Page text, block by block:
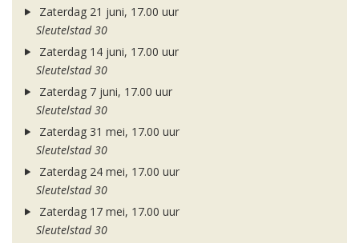
Zaterdag 21 juni, 17.00 uur
Sleutelstad 30
Zaterdag 14 juni, 17.00 uur
Sleutelstad 30
Zaterdag 7 juni, 17.00 uur
Sleutelstad 30
Zaterdag 31 mei, 17.00 uur
Sleutelstad 30
Zaterdag 24 mei, 17.00 uur
Sleutelstad 30
Zaterdag 17 mei, 17.00 uur
Sleutelstad 30